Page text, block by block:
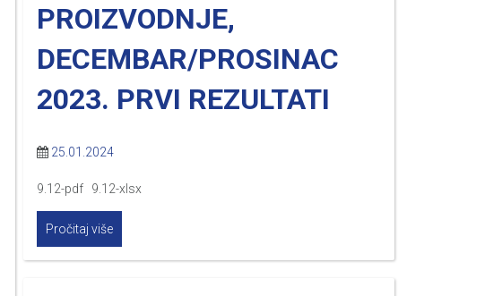
PROIZVODNJE,
DECEMBAR/PROSINAC
2023. PRVI REZULTATI
25.01.2024
9.12-pdf 9.12-xlsx
Pročitaj više